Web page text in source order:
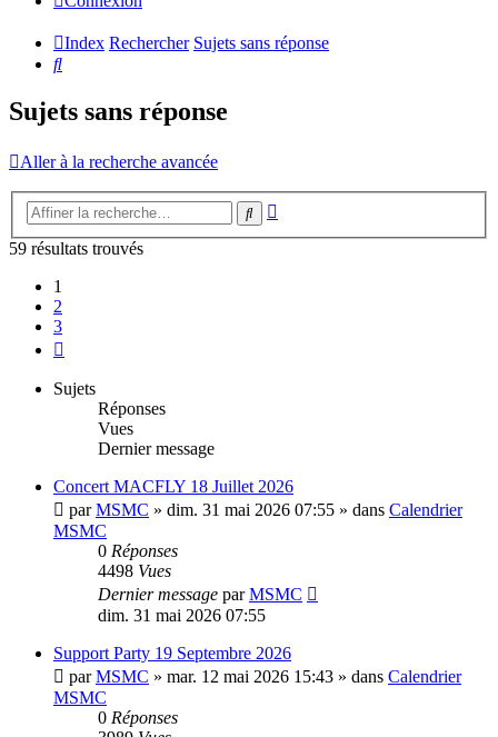
Index Rechercher Sujets sans réponse
Rechercher
Sujets sans réponse
Aller à la recherche avancée
Rechercher
59 résultats trouvés
1
2
3
Sujets
Réponses
Vues
Dernier message
Concert MACFLY 18 Juillet 2026
parMSMC » dim. 31 mai 2026 07:55 » dans Calendrier
MSMC
0 Réponses
4498 Vues
Dernier message parMSMC
dim. 31 mai 2026 07:55
Support Party 19 Septembre 2026
parMSMC » mar. 12 mai 2026 15:43 » dans Calendrier
MSMC
0 Réponses